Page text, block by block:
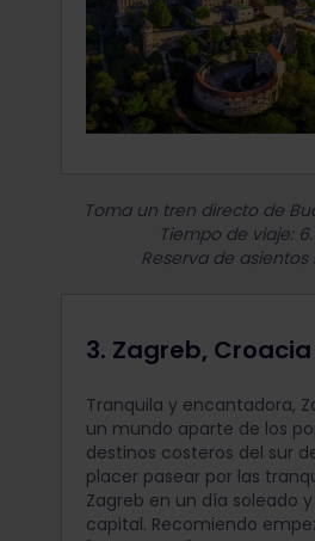
Toma un tren directo de
Tiempo de viaje:
Reserva de
3. Zagreb, Croacia
Tranquila y encantadora,
un mundo aparte de los
destinos costeros del sur
placer pasear por las
Zagreb en un día soleado
capital. Recomiendo